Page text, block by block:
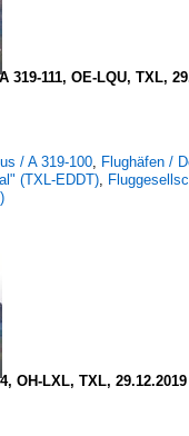
111, OE-LQU, TXL,
/ A 319-100, Flughäfen /
(TXL-EDDT),
OH-LXL, TXL, 29.12.2019